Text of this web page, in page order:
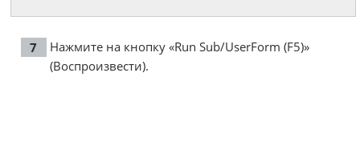
Нажмите на кнопку «Run Sub/UserForm (F5)»
(Воспроизвести).